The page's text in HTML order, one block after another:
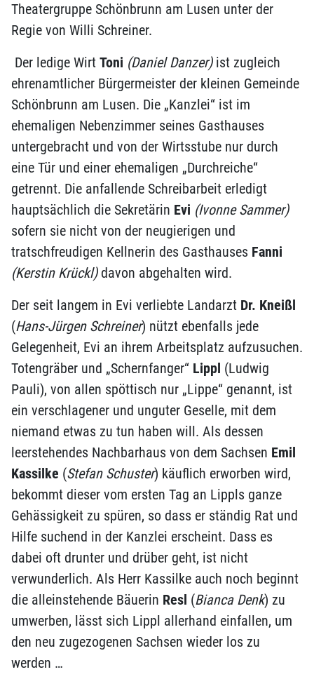
Theatergruppe Schönbrunn am Lusen unter der
Regie von Willi Schreiner.
Der ledige Wirt Toni (Daniel Danzer) ist zugleich
ehrenamtlicher Bürgermeister der kleinen Gemeinde
Schönbrunn am Lusen. Die „Kanzlei“ ist im
ehemaligen Nebenzimmer seines Gasthauses
untergebracht und von der Wirtsstube nur durch
eine Tür und einer ehemaligen „Durchreiche“
getrennt. Die anfallende Schreibarbeit erledigt
hauptsächlich die Sekretärin Evi (Ivonne Sammer)
sofern sie nicht von der neugierigen und
tratschfreudigen Kellnerin des Gasthauses Fanni
(Kerstin Krückl) davon abgehalten wird.
Der seit langem in Evi verliebte Landarzt Dr. Kneißl
(Hans-Jürgen Schreiner) nützt ebenfalls jede
Gelegenheit, Evi an ihrem Arbeitsplatz aufzusuchen.
Totengräber und „Schernfanger“ Lippl (Ludwig
Pauli), von allen spöttisch nur „Lippe“ genannt, ist
ein verschlagener und unguter Geselle, mit dem
niemand etwas zu tun haben will. Als dessen
leerstehendes Nachbarhaus von dem Sachsen Emil
Kassilke (Stefan Schuster) käuflich erworben wird,
bekommt dieser vom ersten Tag an Lippls ganze
Gehässigkeit zu spüren, so dass er ständig Rat und
Hilfe suchend in der Kanzlei erscheint. Dass es
dabei oft drunter und drüber geht, ist nicht
verwunderlich. Als Herr Kassilke auch noch beginnt
die alleinstehende Bäuerin Resl (Bianca Denk) zu
umwerben, lässt sich Lippl allerhand einfallen, um
den neu zugezogenen Sachsen wieder los zu
werden …